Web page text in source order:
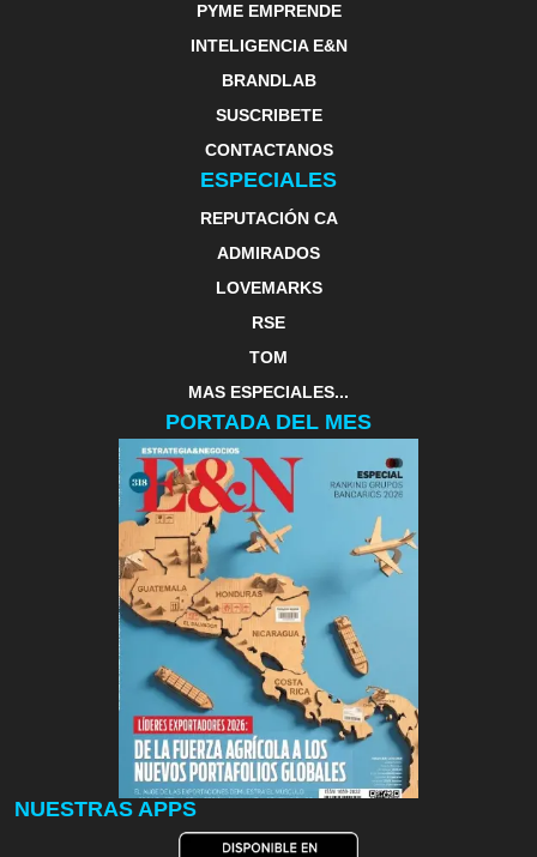
PYME EMPRENDE
INTELIGENCIA E&N
BRANDLAB
SUSCRIBETE
CONTACTANOS
ESPECIALES
REPUTACIÓN CA
ADMIRADOS
LOVEMARKS
RSE
TOM
MAS ESPECIALES...
PORTADA DEL MES
NUESTRAS APPS